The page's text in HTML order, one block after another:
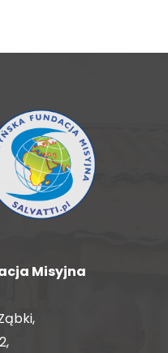
Misyjna
,